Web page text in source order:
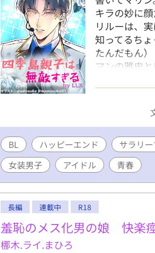
キラの妙に
リルーは、
知ってるち
たんだもん
マンの雅史
心でザンジ
がない雅史
迫ってんの
の会社の上
元超人気ア
デビューの話
ってくれな
分の道を探
BL ハッピーエンド サラリ
女装男子
アイドル 青春
長編 連載中 R18
羞恥のメス化男の娘 快楽
梛木.ライ.まひろ